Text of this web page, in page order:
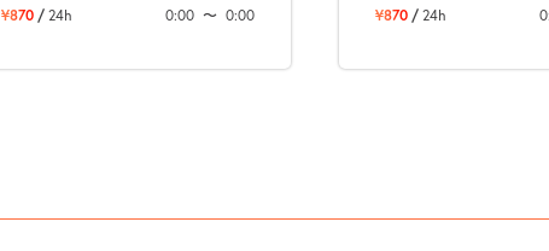
¥870 / 24h 0:00 〜 0:00 ¥870 / 24h